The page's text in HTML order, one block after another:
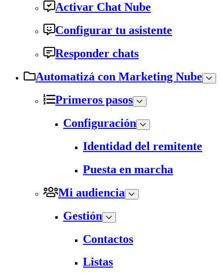
Activar Chat Nube
Configurar tu asistente
Responder chats
Automatizá con Marketing Nube
Primeros pasos
Configuración
Identidad del remitente
Puesta en marcha
Mi audiencia
Gestión
Contactos
Listas